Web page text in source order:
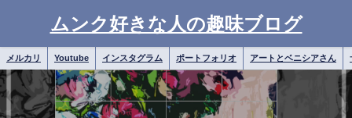
ムンク好きな人の趣味ブログ
メルカリ Youtube インスタグラム ポートフォリオ アートとベニシアさん